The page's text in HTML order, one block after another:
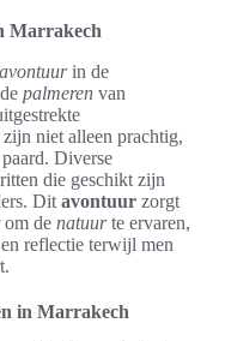
Marrakech
avontuurin de
palmeren van
niet alleen prachtig,
Diverse
die geschikt zijn
Dit avontuur zorgt
om de natuurte ervaren,
reflectie terwijl men
in Marrakech